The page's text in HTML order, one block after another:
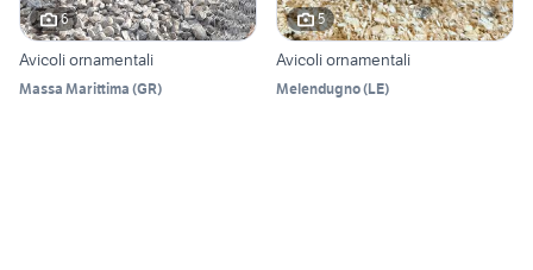
6
Avicoli ornamentali
Massa Marittima (GR)
5
Avicoli ornamentali
Melendugno(LE)